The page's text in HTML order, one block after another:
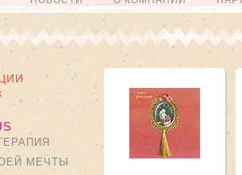
МЕЧТЫ